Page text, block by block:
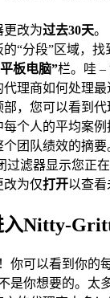
更改为过去30天。
“分段”区域，找
平板电脑”栏。哇 –
理商如何处理最
，您可以看到
个人的平均案
团队绩效的摘要
过滤器显示您正
改为仅打开以查看
入Nitty-
你可以看到你的
是你想要的。太